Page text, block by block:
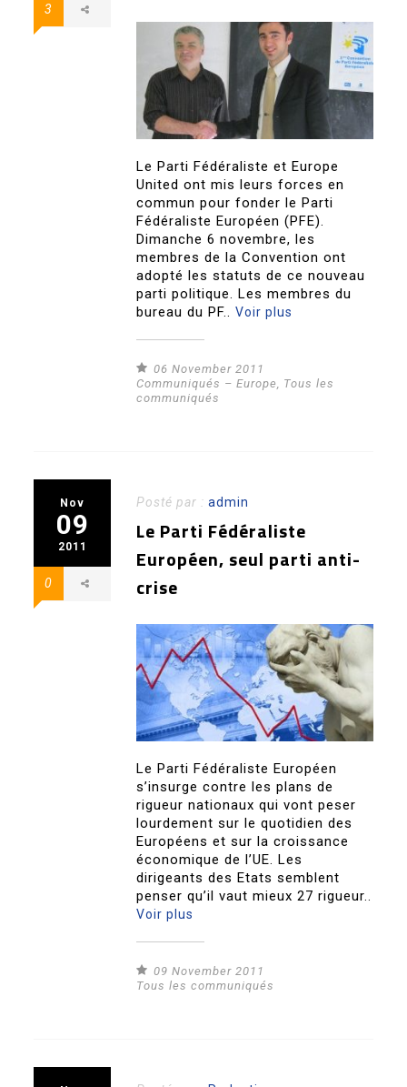
3
Le Parti Fédéraliste et Europe
United ont mis leurs forces en
commun pour fonder le Parti
Fédéraliste Européen (PFE).
Dimanche 6 novembre, les
membres de la Convention ont
adopté les statuts de ce nouveau
parti politique. Les membres du
bureau du PF..Voir plus
06 November 2011
Communiqués – Europe
Tous les
communiqués
Nov
09
2011
0
Posté par :admin
Le Parti Fédéraliste
Européen, seul parti anti-
crise
Le Parti Fédéraliste Européen
s’insurge contre les plans de
rigueur nationaux qui vont peser
lourdement sur le quotidien des
Européens et sur la croissance
économique de l’UE. Les
dirigeants des Etats semblent
penser qu’il vaut mieux 27 rigueur..
Voir plus
09 November 2011
Tous les communiqués